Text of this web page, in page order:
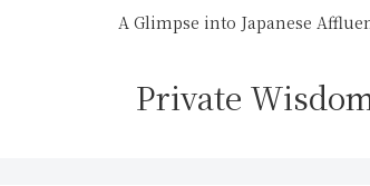
A Glimpse into Japanese
Private